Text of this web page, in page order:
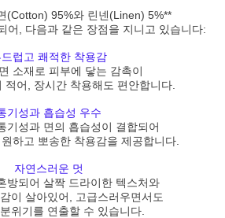
PAYCO 바로구매
(Cotton) 95%와 린넨(Linen) 5%**
어, 다음과 같은 장점을 지니고 있습니다:
드럽고 쾌적한 착용감
소재로 피부에 닿는 감촉이
적어, 장시간 착용해도 편안합니다.
기성과 흡습성 우수
기성과 면의 흡습성이 결합되어
하고 뽀송한 착용감을 제공합니다.
자연스러운 멋
방되어 살짝 드라이한 텍스처와
이 살아있어, 고급스러우면서도
위기를 연출할 수 있습니다.